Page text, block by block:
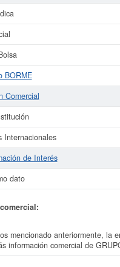
BORME
Comercial
Internacionales
de Interés
dato
mencionado anteriormente, la
información comercial de